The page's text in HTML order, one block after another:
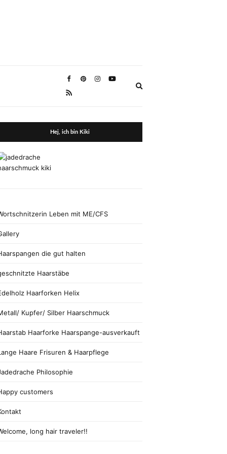
Hej, ich bin Kiki
Leben mit ME/CFS
die gut halten
Haarstäbe
Haarforken Helix
Kupfer/ Silber Haarschmuck
Haarforke Haarspange-ausverkauft
Haare Frisuren & Haarpflege
Philosophie
customers
long hair traveler!!